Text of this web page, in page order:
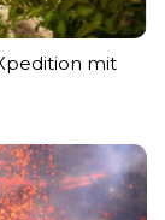
mit